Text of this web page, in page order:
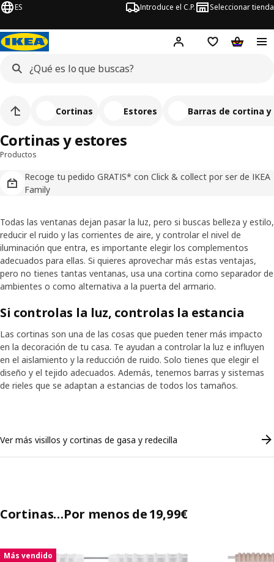
ES Introduce el C.P. Seleccionar tienda
Hej! Iniciar sesión
Lista de deseos
Carrito
Productos
Recoge tu pedido GRATIS* con Click & collect por ser de IKEA
Family
Cortinas y estores
Cortinas Estores Barras de cortina
Todas las ventanas dejan pasar la luz, pero si buscas belleza y estilo,
reducir el ruido y las corrientes de aire, y controlar el nivel de
iluminación que entra, es importante elegir los complementos
adecuados para ellas. Si quieres aprovechar más estas ventajas,
pero no tienes tantas ventanas, usa una cortina como separador de
ambientes o como alternativa a la puerta del armario.
Si controlas la luz, controlas la estancia
Las cortinas son una de las cosas que pueden tener más impacto
en la decoración de tu casa. Te ayudan a controlar la luz e influyen
en el aislamiento y la reducción de ruido. Solo tienes que elegir el
diseño y el tejido adecuados. Además, tenemos barras y sistemas
de rieles que se adaptan a estancias de todos los tamaños.
Ver más visillos y cortinas de gasa y redecilla
Cortinas…Por menos de 19,99€
Saltar listado
Más vendido